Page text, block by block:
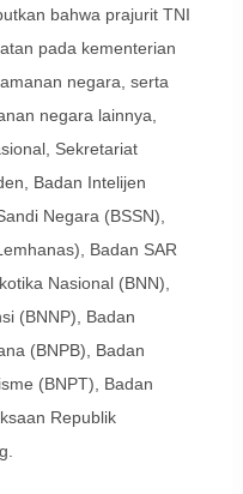
bahwa prajurit TNI
pada kementerian
negara, serta
negara lainnya,
Sekretariat
Badan Intelijen
Negara (BSSN),
Badan SAR
Nasional (BNN),
(BNNP), Badan
(BNPB), Badan
(BNPT), Badan
Republik